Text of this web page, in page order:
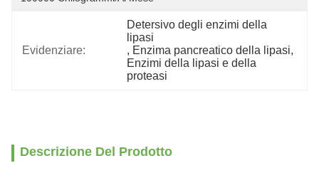
Evidenziare:
Detersivo degli enzimi della
lipasi
, Enzima pancreatico della lipasi
Enzimi della lipasi e della
proteasi
Descrizione Del Prodotto